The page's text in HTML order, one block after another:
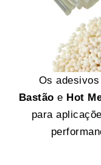
Os adesivos
Bastão e Hot
para